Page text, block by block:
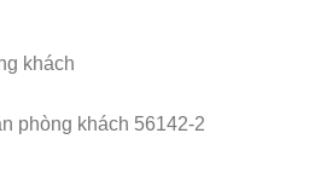
phòng khách 56142-2